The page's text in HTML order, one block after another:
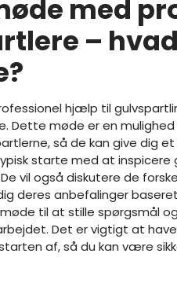
med
–
hjælp til
Dette møde er en
så de kan give dig
starte med at
vil også diskutere de
deres anbefalinger
til at stille spørgsmål
Det er vigtigt at
af, så du kan være